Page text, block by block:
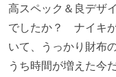
高スペック＆良デザ
でしたか？ ナイキ
いて、うっかり財布
うち時間が増えた今